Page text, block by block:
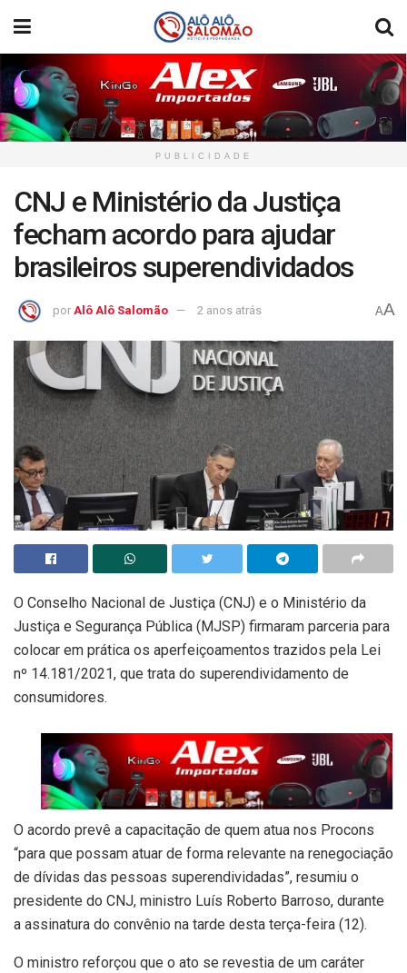
PUBLICIDADE
CNJ e Ministério da Justiça
fecham acordo para ajudar
brasileiros superendividados
por Alô Alô Salomão 2 anos atrás AA
O Conselho Nacional de Justiça (CNJ) e o Ministério da
Justiça e Segurança Pública (MJSP) firmaram parceria para
colocar em prática os aperfeiçoamentos trazidos pela Lei
nº 14.181/2021, que trata do superendividamento de
consumidores.
O acordo prevê a capacitação de quem atua nos Procons
“para que possam atuar de forma relevante na renegociação
de dívidas das pessoas superendividadas”, resumiu o
presidente do CNJ, ministro Luís Roberto Barroso, durante
a assinatura do convênio na tarde desta terça-feira (12).
O ministro reforçou que o ato se revestia de um caráter